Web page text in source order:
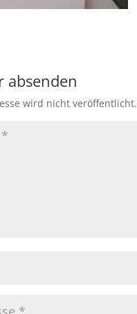
absenden
wird nicht veröffentlicht.